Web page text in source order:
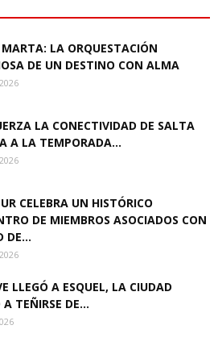
LA ORQUESTACIÓN
DE UN DESTINO CON ALMA
LA CONECTIVIDAD DE SALTA
A LA TEMPORADA...
CELEBRA UN HISTÓRICO
DE MIEMBROS ASOCIADOS CON
DE...
LLEGÓ A ESQUEL, LA CIUDAD
TEÑIRSE DE...